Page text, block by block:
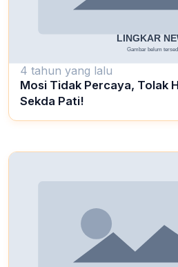
4 tahun yang lalu
Mosi Tidak Percaya, Tolak
Sekda Pati!